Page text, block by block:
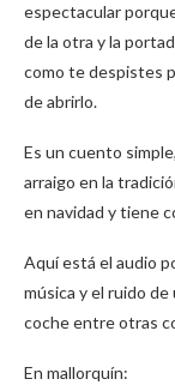
espectacular
de la otra y la
como te despistes
de abrirlo.
Es un cuento
arraigo en la
en navidad y tiene
Aquí está el audio
música y el ruido
coche entre otras
En mallorquín: